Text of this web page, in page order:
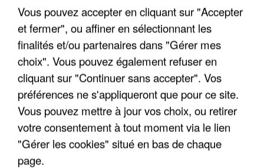
Vous pouvez accepter en cliquant sur "Accepter
et fermer", ou affiner en sélectionnant les
finalités et/ou partenaires dans "Gérer mes
choix". Vous pouvez également refuser en
cliquant sur "Continuer sans accepter". Vos
préférences ne s'appliqueront que pour ce site.
Vous pouvez mettre à jour vos choix, ou retirer
votre consentement à tout moment via le lien
"Gérer les cookies" situé en bas de chaque
page.